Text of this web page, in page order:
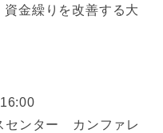
資金繰りを改善する大
センター カンファレ